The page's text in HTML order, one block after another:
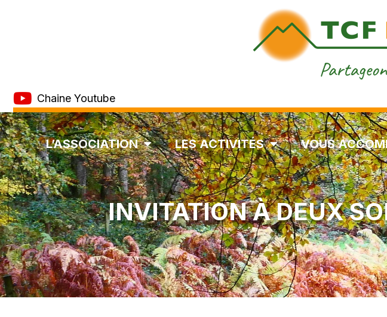
Chaine Youtube
L’ASSOCIATION LES ACTIVITÉS VOUS
INVITATION À DEUX